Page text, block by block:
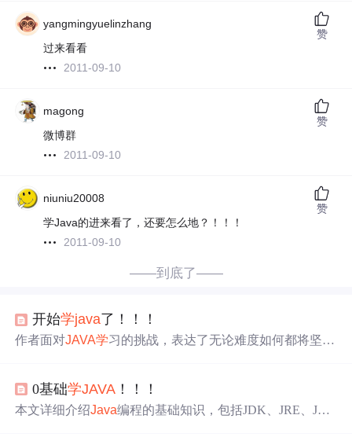
yangmingyuelinzhang
过来看看
2011-09-10
赞
magong
微博群
2011-09-10
赞
niuniu20008
学Java的进来看了，还要怎么地？！！！
2011-09-10
赞
——到底了——
开始学java了！！！
作者面对JAVA学习的挑战，表达了无论难度如何都将坚持
0基础学JAVA ！！！
本文详细介绍Java编程的基础知识，包括JDK、JRE、JV